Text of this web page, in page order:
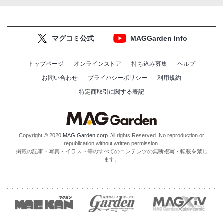
マグコミ公式 MAGGarden Info
トップページ オンラインストア 持ち込み募集
ヘルプ
お問い合わせ
プライバシーポリシー
利用規約
特定商取引に関する表記
Copyright © 2020 MAG Garden corp. All rights Reserved. No reproduction or
republication without written permission.
掲載の記事・写真・イラスト等のすべてのコンテンツの無断複写・転載を禁じ
ます。